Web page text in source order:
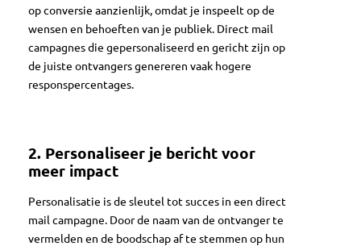
op conversie aanzienlijk, omdat je inspeelt op de
wensen en behoeften van je publiek. Direct mail
campagnes die gepersonaliseerd en gericht zijn op
de juiste ontvangers genereren vaak hogere
responspercentages.
2. Personaliseer je bericht voor
meer impact
Personalisatie is de sleutel tot succes in een direct
mail campagne. Door de naam van de ontvanger te
vermelden en de boodschap af te stemmen op hun